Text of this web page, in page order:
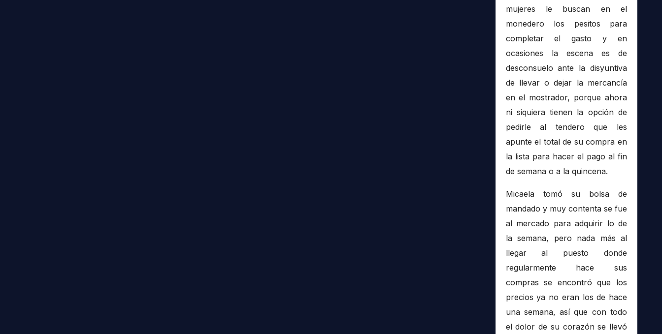
mujeres le buscan en el
monedero los pesitos para
completar el gasto y en
ocasiones la escena es de
desconsuelo ante la disyuntiva
de llevar o dejar la mercancía
en el mostrador, porque ahora
ni siquiera tienen la opción de
pedirle al tendero que les
apunte el total de su compra en
la lista para hacer el pago al fin
de semana o a la quincena.
Micaela tomó su bolsa de
mandado y muy contenta se fue
al mercado para adquirir lo de
la semana, pero nada más al
llegar al puesto donde
regularmente hace sus
compras se encontró que los
precios ya no eran los de hace
una semana, así que con todo
el dolor de su corazón se llevó